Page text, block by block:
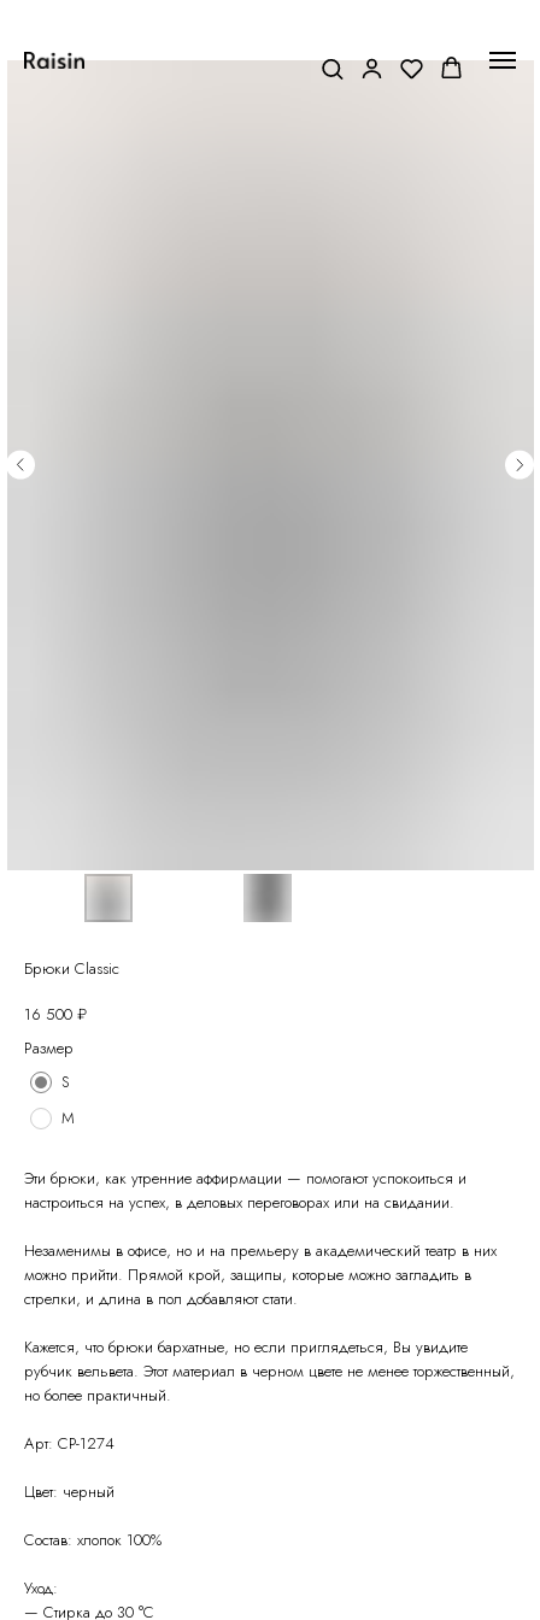
Брюки Classic
16 500 ₽
Размер
S
M
Эти брюки, как утренние аффирмации — помогают успокоиться и
настроиться на успех, в деловых переговорах или на свидании.
Незаменимы в офисе, но и на премьеру в академический театр в них
можно прийти. Прямой крой, защипы, которые можно загладить в
стрелки, и длина в пол добавляют стати.
Кажется, что брюки бархатные, но если приглядеться, Вы увидите
рубчик вельвета. Этот материал в черном цвете не менее торжественный,
но более практичный.
Арт: CP-1274
Цвет: черный
Состав: хлопок 100%
Уход:
— Стирка до 30 °С
Доставка и возврат
Таблица размеров
Контакты
Политика конфиденциальности
Оферта
бренде